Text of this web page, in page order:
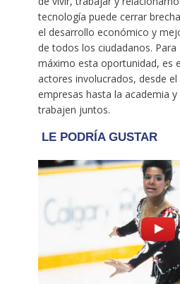
tecnología puede cerrar
el desarrollo económico y
de todos los ciudadanos. Para
máximo esta oportunidad, es
actores involucrados, desde
empresas hasta la academia y
trabajen juntos.